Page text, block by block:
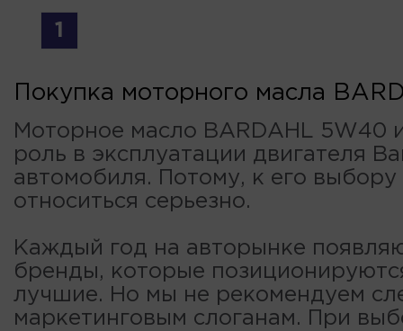
1
Покупка моторного масла
Моторное масло BARDAHL 5W40
роль в эксплуатации двигателя
автомобиля. Потому, к его
относиться серьезно.
Каждый год на авторынке
бренды, которые
лучшие. Но мы не рекомендуем
маркетинговым слоганам. При